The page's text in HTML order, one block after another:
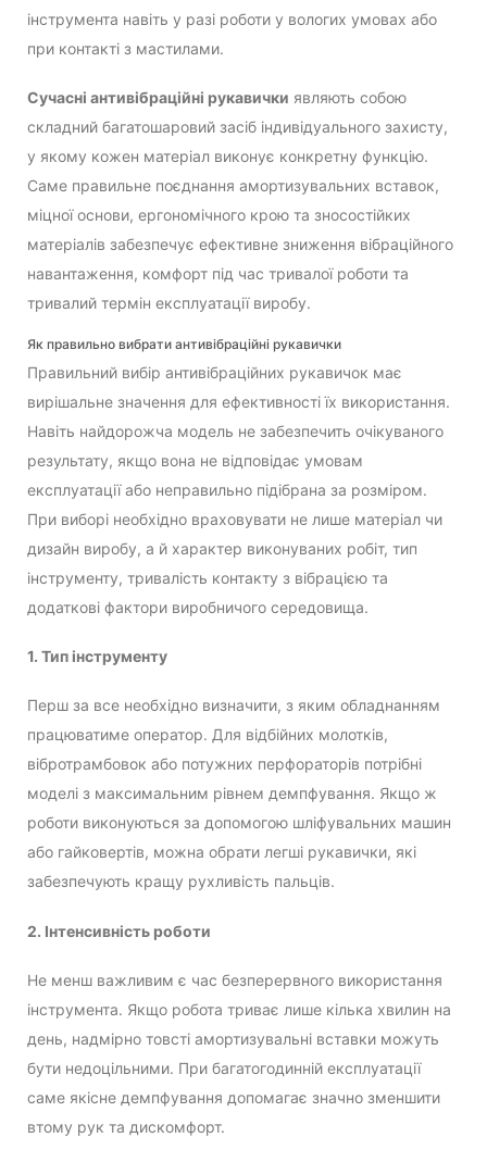
інструмента навіть у разі роботи у вологих умовах або
при контакті з мастилами.
Сучасні антивібраційні рукавички являють собою
складний багатошаровий засіб індивідуального захисту,
у якому кожен матеріал виконує конкретну функцію.
Саме правильне поєднання амортизувальних вставок,
міцної основи, ергономічного крою та зносостійких
матеріалів забезпечує ефективне зниження вібраційного
навантаження, комфорт під час тривалої роботи та
тривалий термін експлуатації виробу.
Як правильно вибрати антивібраційні рукавички
Правильний вибір антивібраційних рукавичок має
вирішальне значення для ефективності їх використання.
Навіть найдорожча модель не забезпечить очікуваного
результату, якщо вона не відповідає умовам
експлуатації або неправильно підібрана за розміром.
При виборі необхідно враховувати не лише матеріал чи
дизайн виробу, а й характер виконуваних робіт, тип
інструменту, тривалість контакту з вібрацією та
додаткові фактори виробничого середовища.
1. Тип інструменту
Перш за все необхідно визначити, з яким обладнанням
працюватиме оператор. Для відбійних молотків,
вібротрамбовок або потужних перфораторів потрібні
моделі з максимальним рівнем демпфування. Якщо ж
роботи виконуються за допомогою шліфувальних машин
або гайковертів, можна обрати легші рукавички, які
забезпечують кращу рухливість пальців.
2. Інтенсивність роботи
Не менш важливим є час безперервного використання
інструмента. Якщо робота триває лише кілька хвилин на
день, надмірно товсті амортизувальні вставки можуть
бути недоцільними. При багатогодинній експлуатації
саме якісне демпфування допомагає значно зменшити
втому рук та дискомфорт.